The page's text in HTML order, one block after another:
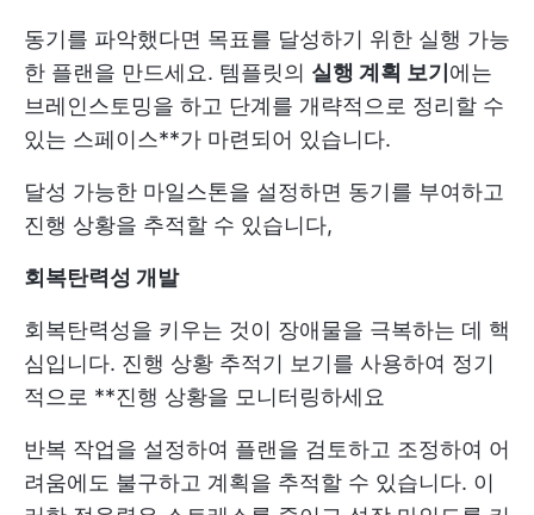
동기를 파악했다면 목표를 달성하기 위한 실행 가능
한 플랜을 만드세요. 템플릿의 실행 계획 보기에는
브레인스토밍을 하고 단계를 개략적으로 정리할 수
있는 스페이스**가 마련되어 있습니다.
달성 가능한 마일스톤을 설정하면 동기를 부여하고
진행 상황을 추적할 수 있습니다,
회복탄력성 개발
회복탄력성을 키우는 것이 장애물을 극복하는 데 핵
심입니다. 진행 상황 추적기 보기를 사용하여 정기
적으로 **진행 상황을 모니터링하세요
반복 작업을 설정하여 플랜을 검토하고 조정하여 어
려움에도 불구하고 계획을 추적할 수 있습니다. 이